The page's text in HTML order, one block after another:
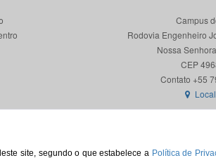
site, segundo o que estabelece a Política de
Campus
Rodovia Engenheiro
Nossa
CEP